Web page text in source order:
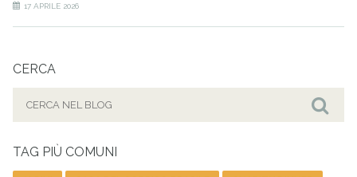
17 APRILE 2026
CERCA
TAG PIÙ COMUNI